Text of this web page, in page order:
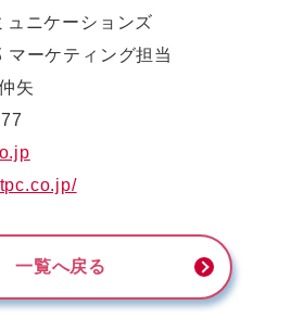
ニケーションズ
ーケティング担当
矢
一覧へ戻る